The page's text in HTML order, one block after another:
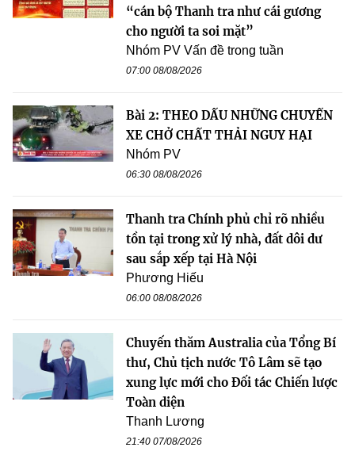
“cán bộ Thanh tra như cái gương
cho người ta soi mặt”
Nhóm PV Vấn đề trong tuần
07:00 08/08/2026
Bài 2: THEO DẤU NHỮNG CHUYẾN
XE CHỞ CHẤT THẢI NGUY HẠI
Nhóm PV
06:30 08/08/2026
Thanh tra Chính phủ chỉ rõ nhiều
tồn tại trong xử lý nhà, đất dôi dư
sau sắp xếp tại Hà Nội
Phương Hiếu
06:00 08/08/2026
Chuyến thăm Australia của Tổng Bí
thư, Chủ tịch nước Tô Lâm sẽ tạo
xung lực mới cho Đối tác Chiến lược
Toàn diện
Thanh Lương
21:40 07/08/2026